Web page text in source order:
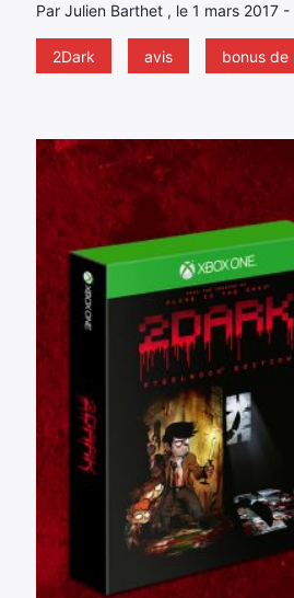
Par Julien Barthet , le 1 mars 2017
2Dark avis bonus de